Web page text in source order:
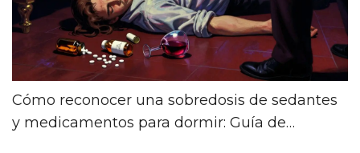
Cómo reconocer una sobredosis de sedantes
y medicamentos para dormir: Guía de